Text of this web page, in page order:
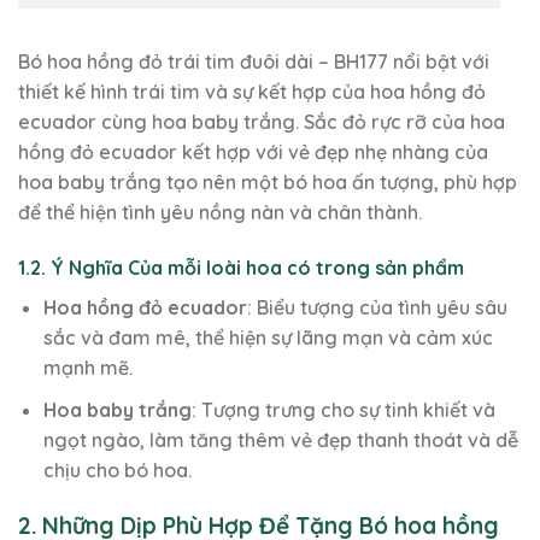
Bó hoa hồng đỏ trái tim đuôi dài – BH177 nổi bật với
thiết kế hình trái tim và sự kết hợp của hoa hồng đỏ
ecuador cùng hoa baby trắng. Sắc đỏ rực rỡ của hoa
hồng đỏ ecuador kết hợp với vẻ đẹp nhẹ nhàng của
hoa baby trắng tạo nên một bó hoa ấn tượng, phù hợp
để thể hiện tình yêu nồng nàn và chân thành.
1.2. Ý Nghĩa Của mỗi loài hoa có trong sản phẩm
Hoa hồng đỏ ecuador: Biểu tượng của tình yêu sâu
sắc và đam mê, thể hiện sự lãng mạn và cảm xúc
mạnh mẽ.
Hoa baby trắng: Tượng trưng cho sự tinh khiết và
ngọt ngào, làm tăng thêm vẻ đẹp thanh thoát và dễ
chịu cho bó hoa.
2. Những Dịp Phù Hợp Để Tặng Bó hoa hồng